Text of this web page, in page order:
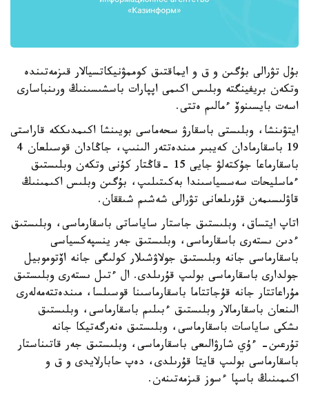
بۇل تۋرالى بۇگىن و ق و ايماقتىق كوممۋنيكاتسيالار قىزمەتىندە
وتكەن بريفينگتە وبلىس اكىمى اپپارات باسشىسىنىڭ ورىنباسارى
اسەت بايسىنوۆ ءمالىم ەتتى.
ايتۋىنشا، وبلىستى باسقارۋ سحەماسى بويىنشا اكىمدىككە قاراستى
19 باسقارمادان كەيبىر مىندەتتەر الىنىپ، جاڭادان قوسىلعان 4
باسقارماعا جۇكتەلۋ جايى 15 -قاڭتار كۇنى وتكەن وبلىستىق
ءماسليحات سەسسياسىندا بەكىتىلىپ، بۇگىن وبلىس اكىمىنىڭ
قاۋلىسىمەن قۇرىلعانى تۋرالى شەشىم شىققان.
اتاپ ايتساق، وبلىستىق جاستار ساياساتى باسقارماسى، وبلىستىق
ءدىن ىستەرى باسقارماسى، وبلىستىق جەر ينسپەكسياسى
باسقارماسى جانە وبلىستىق جولاۋشىلار كولىگى جانە اۆتوموبيل
جولدارى باسقارماسى بولىپ قۇرىلدى. ال ءتىل ىستەرى وبلىستىق
مۇراعاتتار جانە قۇجاتتاما باسقارماسىنا قوسىلسا، مىندەتتەمەلەرى
الىنعان باسقارمالار وبلىستىق ءبىلىم باسقارماسى، وبلىستىق
ىشكى ساياسات باسقارماسى، وبلىستىق ەنەرگەتيكا جانە
تۇرعىن- ءۇي شارۋالىعى باسقارماسى، وبلىستىق جەر قاتىناستار
باسقارماسى بولىپ قايتا قۇرىلدى، دەپ حابارلايدى و ق و
اكىمىنىڭ باسپا ءسوز قىزمەتىنەن.